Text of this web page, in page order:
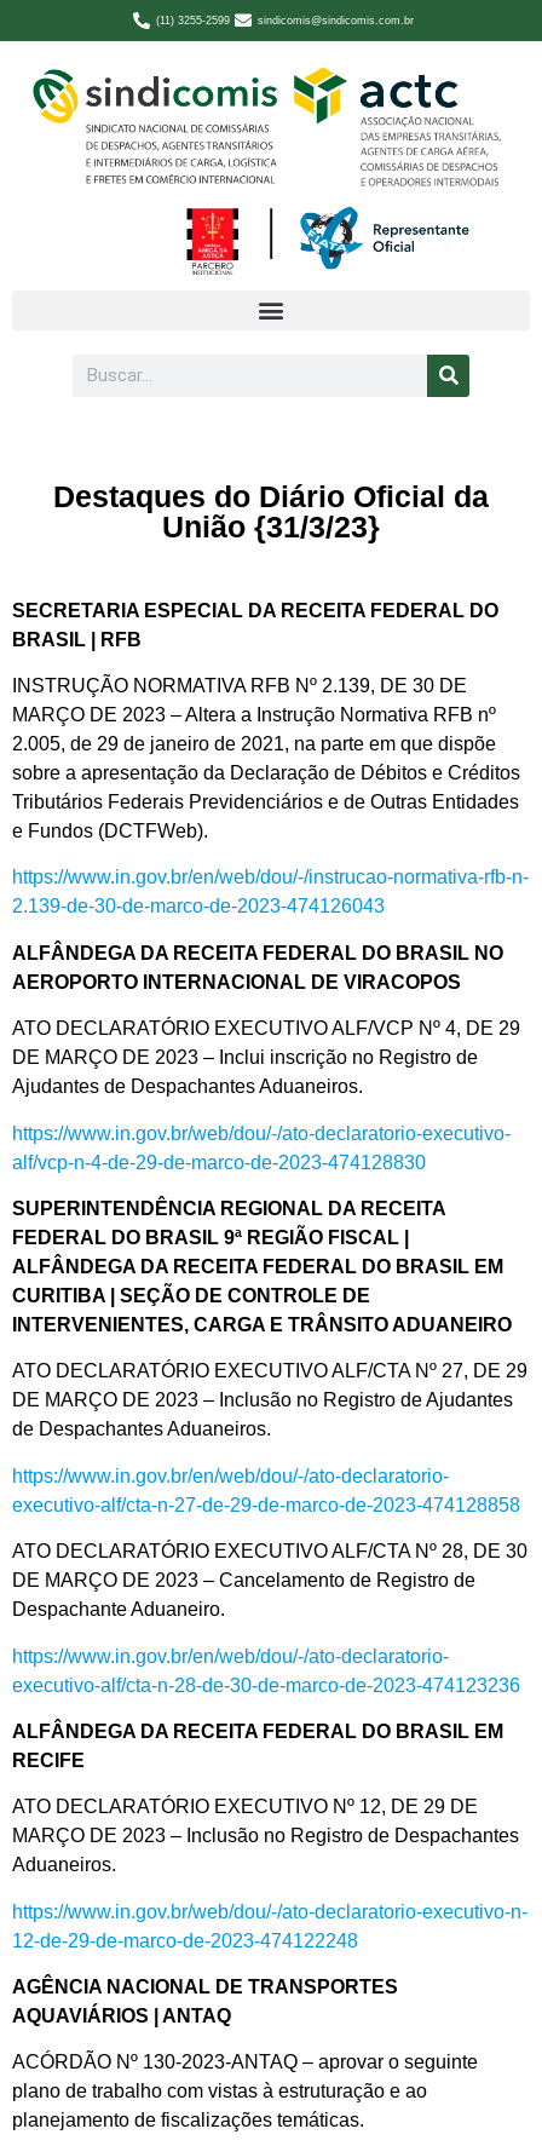
(11) 3255-2599 sindicomis@sindicomis.com.br
Destaques do Diário Oficial da
União {31/3/23}
SECRETARIA ESPECIAL DA RECEITA FEDERAL DO
BRASIL | RFB
INSTRUÇÃO NORMATIVA RFB Nº 2.139, DE 30 DE
MARÇO DE 2023 – Altera a Instrução Normativa RFB nº
2.005, de 29 de janeiro de 2021, na parte em que dispõe
sobre a apresentação da Declaração de Débitos e Créditos
Tributários Federais Previdenciários e de Outras Entidades
e Fundos (DCTFWeb).
https://www.in.gov.br/en/web/dou/-/instrucao-normativa-rfb-n-
2.139-de-30-de-marco-de-2023-474126043
ALFÂNDEGA DA RECEITA FEDERAL DO BRASIL NO
AEROPORTO INTERNACIONAL DE VIRACOPOS
ATO DECLARATÓRIO EXECUTIVO ALF/VCP Nº 4, DE 29
DE MARÇO DE 2023 – Inclui inscrição no Registro de
Ajudantes de Despachantes Aduaneiros.
https://www.in.gov.br/web/dou/-/ato-declaratorio-executivo-
alf/vcp-n-4-de-29-de-marco-de-2023-474128830
SUPERINTENDÊNCIA REGIONAL DA RECEITA
FEDERAL DO BRASIL 9ª REGIÃO FISCAL |
ALFÂNDEGA DA RECEITA FEDERAL DO BRASIL EM
CURITIBA | SEÇÃO DE CONTROLE DE
INTERVENIENTES, CARGA E TRÂNSITO ADUANEIRO
ATO DECLARATÓRIO EXECUTIVO ALF/CTA Nº 27, DE 29
DE MARÇO DE 2023 – Inclusão no Registro de Ajudantes
de Despachantes Aduaneiros.
https://www.in.gov.br/en/web/dou/-/ato-declaratorio-
executivo-alf/cta-n-27-de-29-de-marco-de-2023-474128858
ATO DECLARATÓRIO EXECUTIVO ALF/CTA Nº 28, DE 30
DE MARÇO DE 2023 – Cancelamento de Registro de
Despachante Aduaneiro.
https://www.in.gov.br/en/web/dou/-/ato-declaratorio-
executivo-alf/cta-n-28-de-30-de-marco-de-2023-474123236
ALFÂNDEGA DA RECEITA FEDERAL DO BRASIL EM
RECIFE
ATO DECLARATÓRIO EXECUTIVO Nº 12, DE 29 DE
MARÇO DE 2023 – Inclusão no Registro de Despachantes
Aduaneiros.
https://www.in.gov.br/web/dou/-/ato-declaratorio-executivo-n-
12-de-29-de-marco-de-2023-474122248
AGÊNCIA NACIONAL DE TRANSPORTES
AQUAVIÁRIOS | ANTAQ
ACÓRDÃO Nº 130-2023-ANTAQ – aprovar o seguinte
plano de trabalho com vistas à estruturação e ao
planejamento de fiscalizações temáticas.